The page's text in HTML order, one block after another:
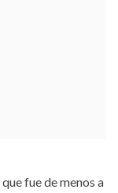
fue de menos a